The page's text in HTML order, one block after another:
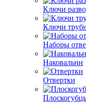
Ключи
Ключи
Наборы
Наковальни
Отвертки